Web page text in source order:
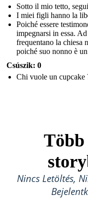
Sotto il mio tetto,
I miei figli hanno la
Poiché essere
impegnarsi in essa.
frequentano la chiesa
poiché suo nonno è
Csúszik: 0
Chi vuole un cupcake
Nincs Letöltés,